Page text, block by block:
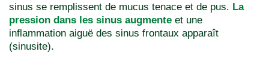
sinus se remplissent de mucus tenace et de pus. La
pression dans les sinus augmente et une
inflammation aiguë des sinus frontaux apparaît
(sinusite).